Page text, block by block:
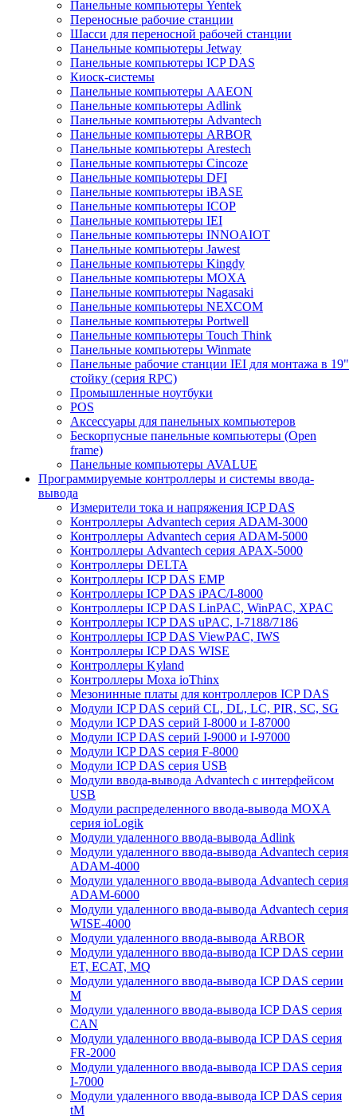
Панельные компьютеры Yentek
Переносные рабочие станции
Шасси для переносной рабочей станции
Панельные компьютеры Jetway
Панельные компьютеры ICP DAS
Киоск-системы
Панельные компьютеры AAEON
Панельные компьютеры Adlink
Панельные компьютеры Advantech
Панельные компьютеры ARBOR
Панельные компьютеры Arestech
Панельные компьютеры Cincoze
Панельные компьютеры DFI
Панельные компьютеры iBASE
Панельные компьютеры ICOP
Панельные компьютеры IEI
Панельные компьютеры INNOAIOT
Панельные компьютеры Jawest
Панельные компьютеры Kingdy
Панельные компьютеры MOXA
Панельные компьютеры Nagasaki
Панельные компьютеры NEXCOM
Панельные компьютеры Portwell
Панельные компьютеры Touch Think
Панельные компьютеры Winmate
Панельные рабочие станции IEI для монтажа в 19"
стойку (серия RPC)
Промышленные ноутбуки
POS
Аксессуары для панельных компьютеров
Бескорпусные панельные компьютеры (Open
frame)
Панельные компьютеры AVALUE
Программируемые контроллеры и системы ввода-
вывода
Измерители тока и напряжения ICP DAS
Контроллеры Advantech серия ADAM-3000
Контроллеры Advantech серия ADAM-5000
Контроллеры Advantech серия APAX-5000
Контроллеры DELTA
Контроллеры ICP DAS EMP
Контроллеры ICP DAS iPAC/I-8000
Контроллеры ICP DAS LinPAC, WinPAC, XPAC
Контроллеры ICP DAS uPAC, I-7188/7186
Контроллеры ICP DAS ViewPAC, IWS
Контроллеры ICP DAS WISE
Контроллеры Kyland
Контроллеры Moxa ioThinx
Мезонинные платы для контроллеров ICP DAS
Модули ICP DAS серий CL, DL, LC, PIR, SC, SG
Модули ICP DAS серий I-8000 и I-87000
Модули ICP DAS серий I-9000 и I-97000
Модули ICP DAS серия F-8000
Модули ICP DAS серия USB
Модули ввода-вывода Advantech с интерфейсом
USB
Модули распределенного ввода-вывода MOXA
серия ioLogik
Модули удаленного ввода-вывода Adlink
Модули удаленного ввода-вывода Advantech серия
ADAM-4000
Модули удаленного ввода-вывода Advantech серия
ADAM-6000
Модули удаленного ввода-вывода Advantech серия
WISE-4000
Модули удаленного ввода-вывода ARBOR
Модули удаленного ввода-вывода ICP DAS серии
ET, ECAT, MQ
Модули удаленного ввода-вывода ICP DAS серии
M
Модули удаленного ввода-вывода ICP DAS серия
CAN
Модули удаленного ввода-вывода ICP DAS серия
FR-2000
Модули удаленного ввода-вывода ICP DAS серия
I-7000
Модули удаленного ввода-вывода ICP DAS серия
tM